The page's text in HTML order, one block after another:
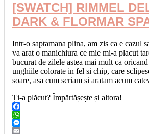
[SWATCH] RIMMEL
DARK & FLORMAR
Intr-o saptamana plina, am zis ca e cazul
va arat o manichiura ce mie mi-a placut
bucurat de zilele astea mai mult ca
unghiile colorate in fel si chip, care
soare, asa cum scriam si aratam acum
Ți-a plăcut? Împărtășește și altora!
Facebook
WhatsApp
Messenger